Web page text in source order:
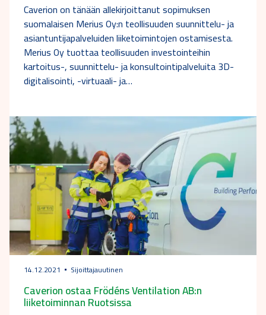
Caverion on tänään allekirjoittanut sopimuksen
suomalaisen Merius Oy:n teollisuuden suunnittelu- ja
asiantuntijapalveluiden liiketoimintojen ostamisesta.
Merius Oy tuottaa teollisuuden investointeihin
kartoitus-, suunnittelu- ja konsultointipalveluita 3D-
digitalisointi, -virtuaali- ja…
14.12.2021 Sijoittajauutinen
Caverion ostaa Frödéns Ventilation AB:n
liiketoiminnan Ruotsissa